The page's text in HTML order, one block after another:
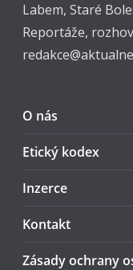
Labem, Staré
Reportáže,
O nás
Etický kodex
Inzerce
Kontakt
Zásady ochrany